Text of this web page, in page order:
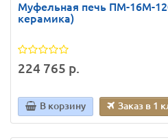
Муфельная печь ПМ-16М-
керамика)
224 765 р.
В корзину Заказ в 1